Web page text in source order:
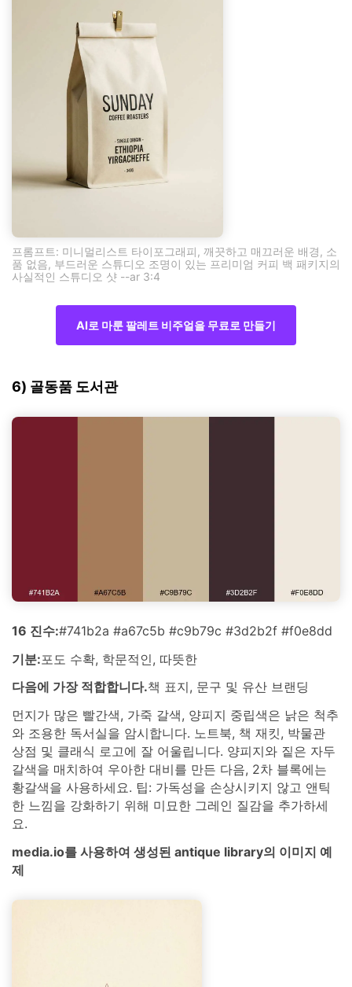
프롬프트: 미니멀리스트 타이포그래피, 깨끗하고 매끄러운 배경, 소
품 없음, 부드러운 스튜디오 조명이 있는 프리미엄 커피 백 패키지의
사실적인 스튜디오 샷 --ar 3:4
AI로 마룬 팔레트 비주얼을 무료로 만들기
6) 골동품 도서관
16 진수:#741b2a #a67c5b #c9b79c #3d2b2f #f0e8dd
기분:포도 수확, 학문적인, 따뜻한
다음에 가장 적합합니다.책 표지, 문구 및 유산 브랜딩
먼지가 많은 빨간색, 가죽 갈색, 양피지 중립색은 낡은 척추
와 조용한 독서실을 암시합니다. 노트북, 책 재킷, 박물관
상점 및 클래식 로고에 잘 어울립니다. 양피지와 짙은 자두
갈색을 매치하여 우아한 대비를 만든 다음, 2차 블록에는
황갈색을 사용하세요. 팁: 가독성을 손상시키지 않고 앤틱
한 느낌을 강화하기 위해 미묘한 그레인 질감을 추가하세
요.
media.io를 사용하여 생성된 antique library의 이미지 예
제